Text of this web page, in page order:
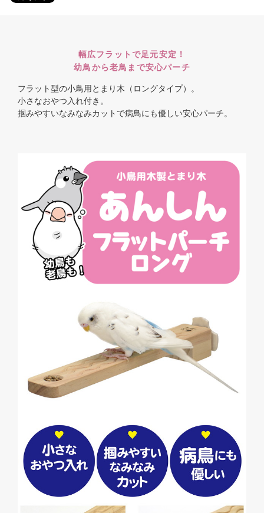
幅広フラットで足元安定！
幼鳥から老鳥まで安心パーチ
フラット型の小鳥用とまり木（ロングタイプ）。
小さなおやつ入れ付き。
掴みやすいなみなみカットで病鳥にも優しい安心パーチ。